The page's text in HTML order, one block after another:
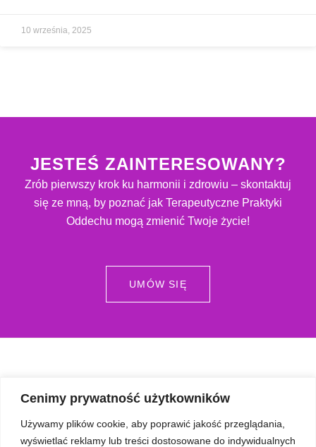
Cenimy prywatność użytkowników
Używamy plików cookie, aby poprawić jakość przeglądania,
wyświetlać reklamy lub treści dostosowane do indywidualnych
10 września, 2025
JESTEŚ ZAINTERESOWANY?
Zrób pierwszy krok ku harmonii i zdrowiu – skontaktuj
się ze mną, by poznać jak Terapeutyczne Praktyki
Oddechu mogą zmienić Twoje życie!
UMÓW SIĘ
SZYBKIE LINKI
O mnie